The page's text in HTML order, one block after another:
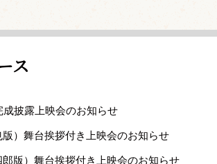
ス
披露上映会のお知らせ
）舞台挨拶付き上映会のお知らせ
版）舞台挨拶付き上映会のお知らせ